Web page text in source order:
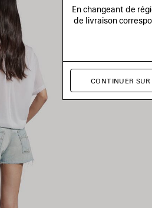
En changeant de
de livraison
CONTINUER SUR